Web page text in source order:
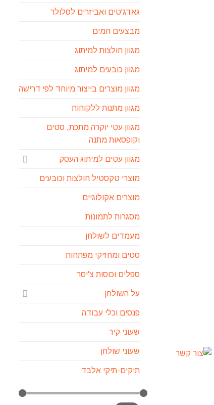
גאדג'טים ואביזרים לסלולר
מבצעים חמים
מגוון חולצות למיתוג
מגוון כובעים למיתוג
מגוון מוצרים בייצור מיוחד לפי דרישה
מגוון מתנות ללקוחות
מגוון עטי יוקרה מתכת, סטים
וקופסאות מתנה
מגוון עטים למיתוג העסק
מוצרי טקסטיל חולצות וכובעים
מוצרים אקולוגיים
מסגרות לתמונות
מעמדים לשולחן
סטים ומחזיקי מפתחות
ספלים וכוסות צ'יסר
על השולחן
פנסים וכלי עבודה
שעוני קיר
שעוני שולחן
תיקים-תיקי אלבד